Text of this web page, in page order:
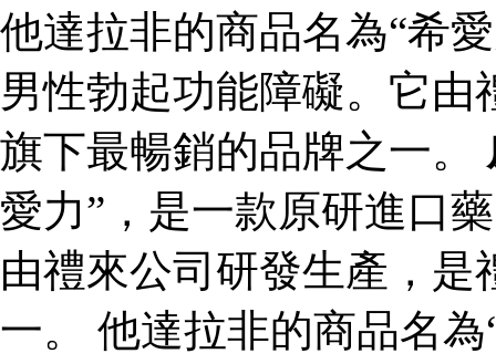
他達拉非的商品名為“希
男性勃起功能障礙。它
旗下最暢銷的品牌之一。
愛力”，是一款原研進口
由禮來公司研發生產，
一。 他達拉非的商品名